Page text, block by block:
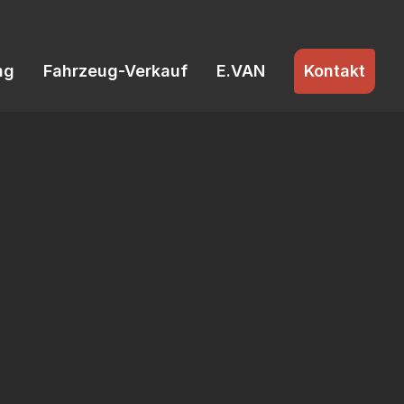
Fahrzeug-Verkauf E.VAN Kontakt